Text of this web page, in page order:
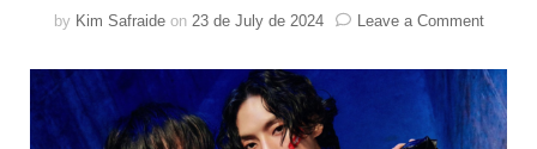
by Kim Safraide on 23 de July de 2024 Leave a Commenton
anuncia
nova
unit